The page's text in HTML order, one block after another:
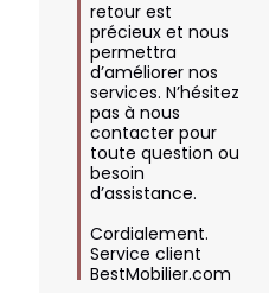
retour est
précieux et nous
permettra
d’améliorer nos
services. N’hésitez
pas à nous
contacter pour
toute question ou
besoin
d’assistance.
Cordialement.
Service client
BestMobilier.com